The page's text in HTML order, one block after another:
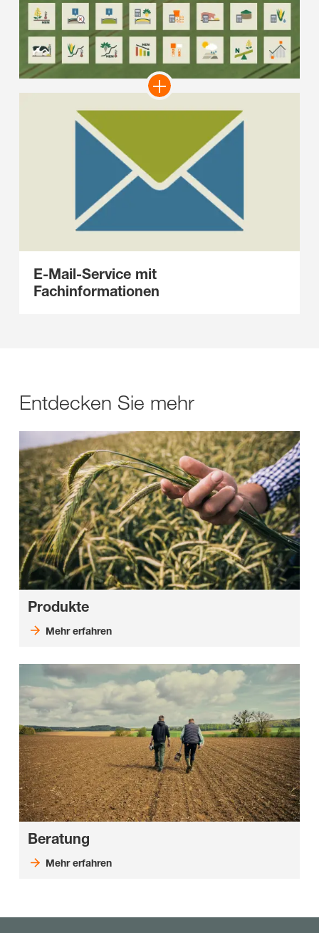
E-Mail-Service mit
Fachinformationen
Entdecken Sie mehr
Produkte
Mehr erfahren
Beratung
Mehr erfahren